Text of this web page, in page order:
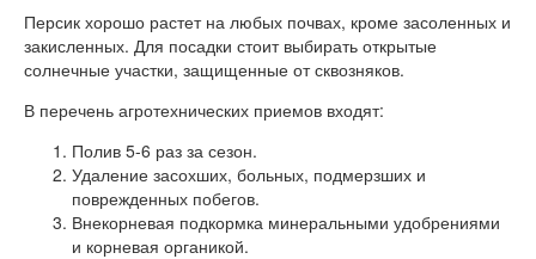
Персик хорошо растет на любых почвах, кроме засоленных и
закисленных. Для посадки стоит выбирать открытые
солнечные участки, защищенные от сквозняков.
В перечень агротехнических приемов входят:
Полив 5-6 раз за сезон.
Удаление засохших, больных, подмерзших и
поврежденных побегов.
Внекорневая подкормка минеральными удобрениями
и корневая органикой.